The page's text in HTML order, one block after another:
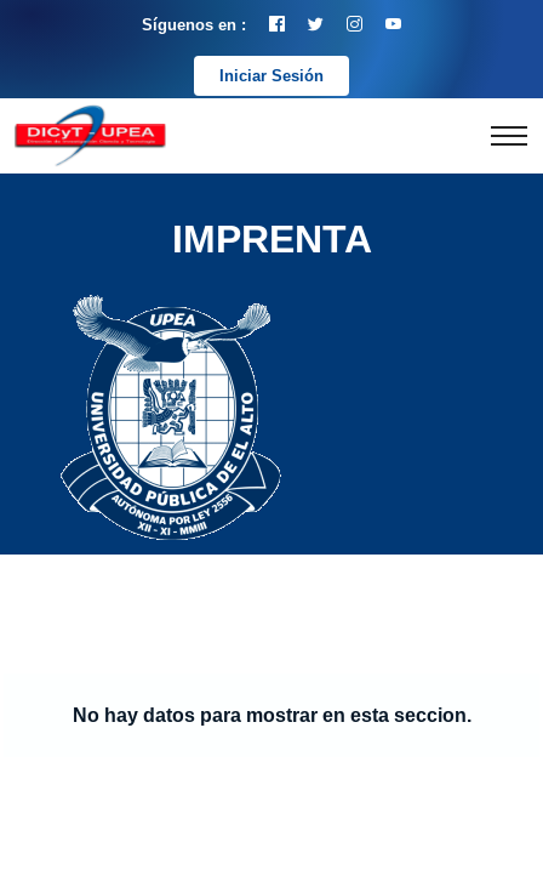
Síguenos en :
Iniciar Sesión
IMPRENTA
No hay datos para mostrar en esta seccion.